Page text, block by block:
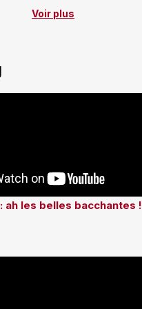
Voir plus
ah les belles bacchantes !